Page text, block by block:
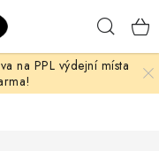
na PPL výdejní místa